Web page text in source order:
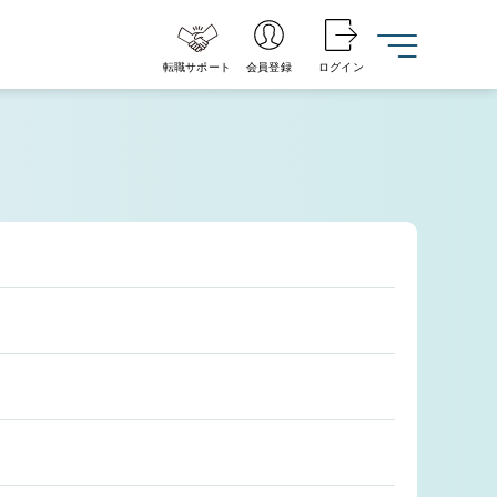
転職サポート 会員登録 ログイン